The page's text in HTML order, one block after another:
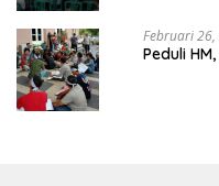
Februari
Peduli